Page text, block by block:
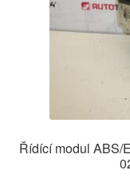
Řídící modul ABS/